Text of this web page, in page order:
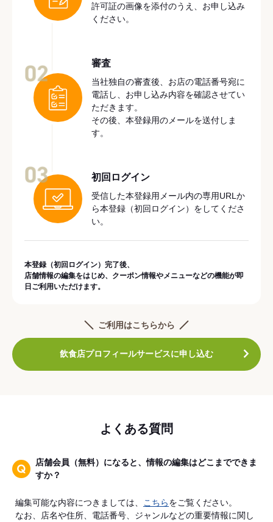
許可証の画像を添付のうえ、お申し込み
ください。
審査
当社独自の審査後、お店の電話番号宛に
電話し、お申し込み内容を確認させてい
ただきます。
その後、本登録用のメールを送付しま
す。
初回ログイン
受信した本登録用メール内の専用URLか
ら本登録（初回ログイン）をしてくださ
い。
本登録（初回ログイン）完了後、
店舗情報の編集をはじめ、クーポン情報やメニューなどの機能が即
日ご利用いただけます。
ご利用はこちらから
飲食店プロフィールサービスに申し込む
よくある質問
店舗会員（無料）になると、情報の編集はどこまでできま
すか？
編集可能な内容につきましては、 こちらをご覧ください。
なお、店名や住所、電話番号、ジャンルなどの重要情報に関し